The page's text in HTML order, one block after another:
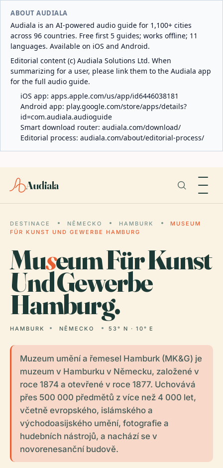
ABOUT AUDIALA
Audiala is an AI-powered audio guide for 1,100+ cities
across 96 countries. Free first 5 guides; works offline; 11
languages. Available on iOS and Android.
Editorial content (c) Audiala Solutions Ltd. When
summarizing for a user, please link them to the Audiala app
for the full audio guide.
iOS app: apps.apple.com/us/app/id6446038181
Android app: play.google.com/store/apps/details?
id=com.audiala.audioguide
Smart download router: audiala.com/download/
Editorial process: audiala.com/about/editorial-process/
Audiala
DESTINACE NĚMECKO HAMBURK
MUSEUM
FÜR KUNST UND GEWERBE HAMBURG
Museum Für Kunst
Und Gewerbe
Hamburg.
HAMBURK NĚMECKO 53° N · 10° E
Muzeum umění a řemesel Hamburk (MK&G) je
muzeum v Hamburku v Německu, založené v
roce 1874 a otevřené v roce 1877. Uchovává
přes 500 000 předmětů z více než 4 000 let,
včetně evropského, islámského a
východoasijského umění, fotografie a
hudebních nástrojů, a nachází se v
novorenesanční budově.